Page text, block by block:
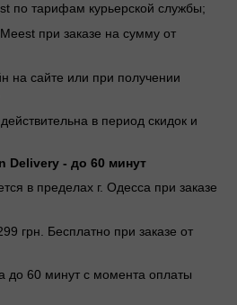
по тарифам курьерской службы;
при заказе на сумму от
на сайте или при получении
в период скидок и
Delivery - до 60 минут
в пределах г. Одесса при заказе
грн. Бесплатно при заказе от
до 60 минут с момента оплаты